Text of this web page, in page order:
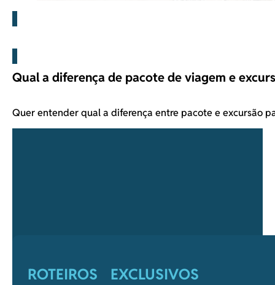
Qual a diferença de pacote de viagem e
Quer entender qual a diferença entre pacote e excursão
ROTEIROS EXCLUSIVOS